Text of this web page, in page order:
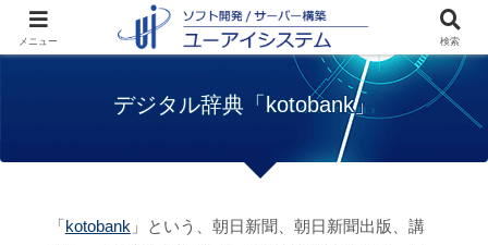
サイト紹介
デジタル辞典
「kotobank」
デジタル辞典「kotobank」
「kotobank 」という、朝日新聞、朝日新聞出版、講
メニュー 検索